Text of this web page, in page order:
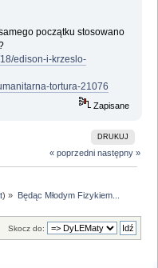
początku stosowano
edison-i-krzeslo-
tortura-21076
Zapisane
DRUKUJ
« poprzedni następny »
) » Będąc Młodym Fizykiem...
Skocz do: